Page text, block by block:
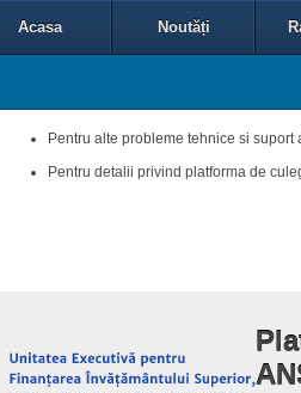
Acasa Noutăți
Pentru alte probleme tehnice si
Pentru detalii privind platforma de